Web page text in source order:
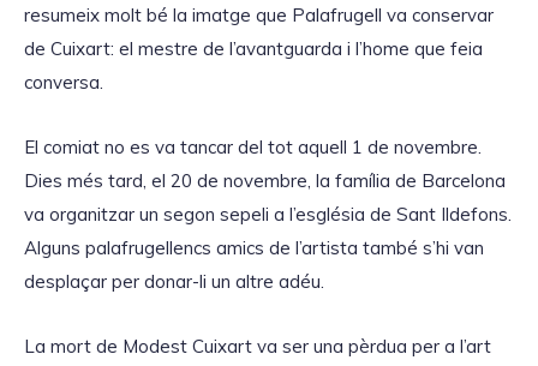
resumeix molt bé la imatge que Palafrugell va conservar
de Cuixart: el mestre de l’avantguarda i l’home que feia
conversa.
El comiat no es va tancar del tot aquell 1 de novembre.
Dies més tard, el 20 de novembre, la família de Barcelona
va organitzar un segon sepeli a l’església de Sant Ildefons.
Alguns palafrugellencs amics de l’artista també s’hi van
desplaçar per donar-li un altre adéu.
La mort de Modest Cuixart va ser una pèrdua per a l’art